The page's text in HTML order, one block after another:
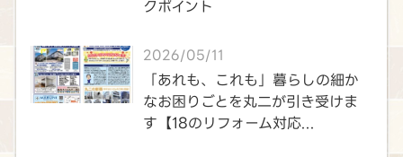
クポイント
2026/05/11
「あれも、これも」暮らしの細か
なお困りごとを丸二が引き受けま
す【18のリフォーム対応...